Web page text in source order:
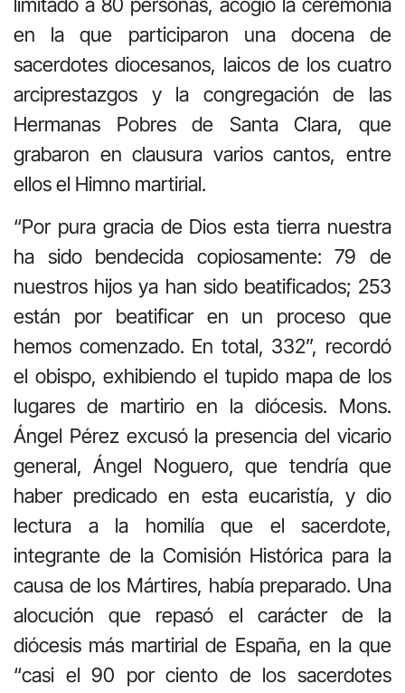
en la que participaron una docena de
sacerdotes diocesanos, laicos de los cuatro
arciprestazgos y la congregación de las
Hermanas Pobres de Santa Clara, que
grabaron en clausura varios cantos, entre
ellos el Himno martirial.
“Por pura gracia de Dios esta tierra nuestra
ha sido bendecida copiosamente: 79 de
nuestros hijos ya han sido beatificados; 253
están por beatificar en un proceso que
hemos comenzado. En total, 332”, recordó
el obispo, exhibiendo el tupido mapa de los
lugares de martirio en la diócesis. Mons.
Ángel Pérez excusó la presencia del vicario
general, Ángel Noguero, que tendría que
haber predicado en esta eucaristía, y dio
lectura a la homilía que el sacerdote,
integrante de la Comisión Histórica para la
causa de los Mártires, había preparado. Una
alocución que repasó el carácter de la
diócesis más martirial de España, en la que
“casi el 90 por ciento de los sacerdotes